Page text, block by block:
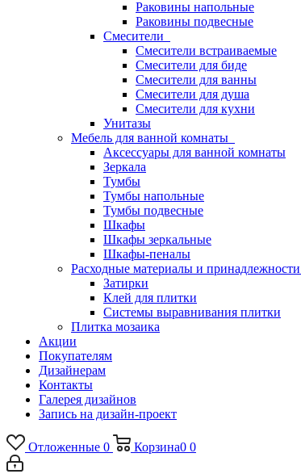
Раковины напольные
Раковины подвесные
Смесители
Смесители встраиваемые
Смесители для биде
Смесители для ванны
Смесители для душа
Смесители для кухни
Унитазы
Мебель для ванной комнаты
Аксессуары для ванной комнаты
Зеркала
Тумбы
Тумбы напольные
Тумбы подвесные
Шкафы
Шкафы зеркальные
Шкафы-пеналы
Расходные материалы и принадлежности
Затирки
Клей для плитки
Системы выравнивания плитки
Плитка мозаика
Акции
Покупателям
Дизайнерам
Контакты
Галерея дизайнов
Запись на дизайн-проект
Отложенные 0 Корзина0 0